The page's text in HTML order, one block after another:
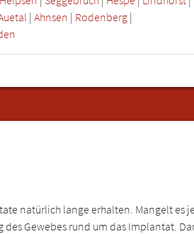
|Ahnsen | Rodenberg |
natürlich lange erhalten. Mangelt es
Gewebes rund um das Implantat.